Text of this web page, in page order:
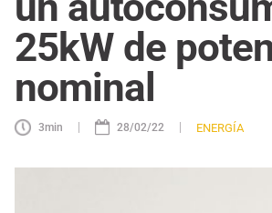
25kW de
nominal
3min | 28/02/22 | ENERGÍA